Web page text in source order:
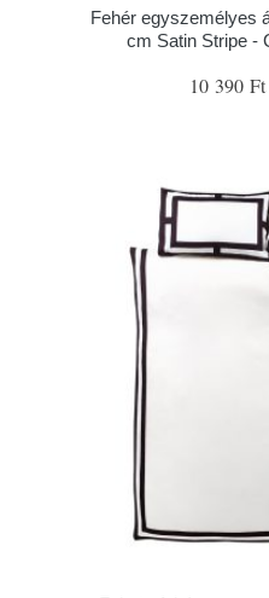
Fehér egyszemélyes
cm Satin Stripe -
10 390 Ft